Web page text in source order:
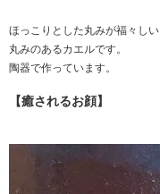
ほっこりとした丸みが福々しい
丸みのあるカエルです。
陶器で作っています。
【癒されるお顔】